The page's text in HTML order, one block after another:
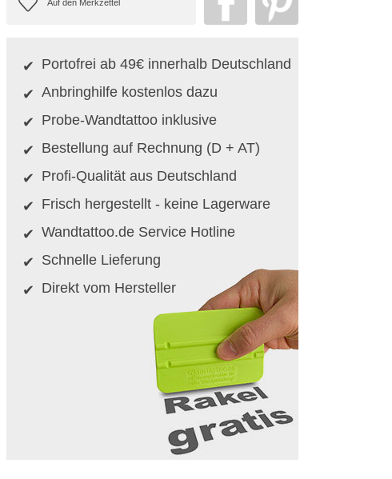
Portofrei ab 49€ innerhalb Deutschland
Anbringhilfe kostenlos dazu
Probe-Wandtattoo inklusive
Bestellung auf Rechnung (D + AT)
Profi-Qualität aus Deutschland
Frisch hergestellt - keine Lagerware
Wandtattoo.de Service Hotline
Schnelle Lieferung
Direkt vom Hersteller